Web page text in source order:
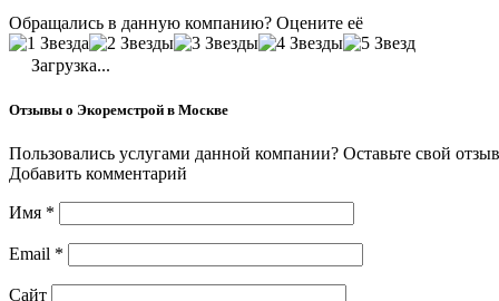
Обращались в данную компанию? Оцените её
Загрузка...
Отзывы о Экоремстрой в Москве
Пользовались услугами данной компании? Оставьте свой
Добавить комментарий
Имя *
Email *
Сайт